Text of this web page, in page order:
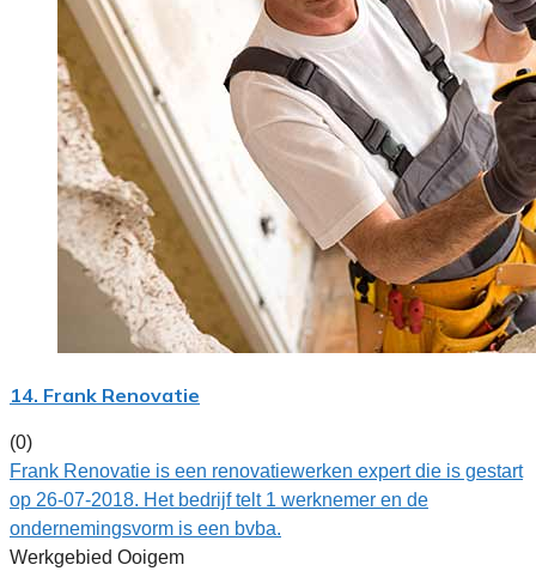
14. Frank Renovatie
(0)
Frank Renovatie is een renovatiewerken expert die is gestart
op 26-07-2018. Het bedrijf telt 1 werknemer en de
ondernemingsvorm is een bvba.
Werkgebied Ooigem